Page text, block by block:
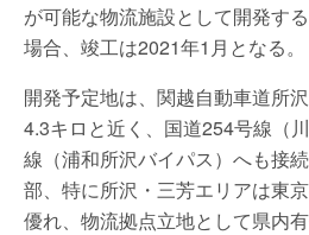
が可能な物流施設として開発す
場合、竣工は2021年1月となる。
開発予定地は、関越自動車道所
4.3キロと近く、国道254号線（
線（浦和所沢バイパス）へも接
部、特に所沢・三芳エリアは東
優れ、物流拠点立地として県内